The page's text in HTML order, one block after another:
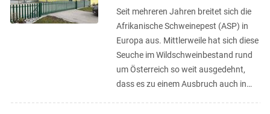
Seit mehreren Jahren breitet sich die
Afrikanische Schweinepest (ASP) in
Europa aus. Mittlerweile hat sich diese
Seuche im Wildschweinbestand rund
um Österreich so weit ausgedehnt,
dass es zu einem Ausbruch auch in